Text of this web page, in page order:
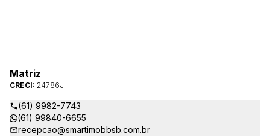
Matriz
CRECI: 24786J
(61) 9982-7743
(61) 99840-6655
recepcao@smartimobbsb.com.br